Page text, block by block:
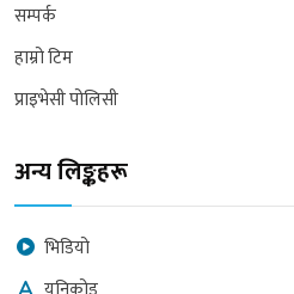
सम्पर्क
हाम्रो टिम
प्राइभेसी पोलिसी
अन्य लिङ्कहरू
भिडियो